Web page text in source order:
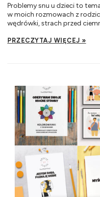
Problemy snu u dzieci to
w moich rozmowach z
wędrówki, strach przed
PRZECZYTAJ WIĘCEJ »